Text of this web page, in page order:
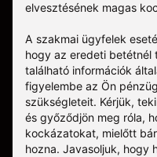
elvesztésének magas
A szakmai ügyfelek
hogy az eredeti betétnél
található információk
figyelembe az Ön
szükségleteit. Kérjük,
és győződjön meg róla,
kockázatokat, mielőtt
hozna. Javasoljuk, hogy